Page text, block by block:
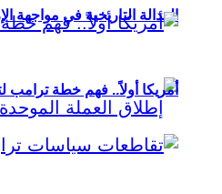
العدالة التاريخية في مواجهة
أمريكا أولاً.. فهم خطة ترامب